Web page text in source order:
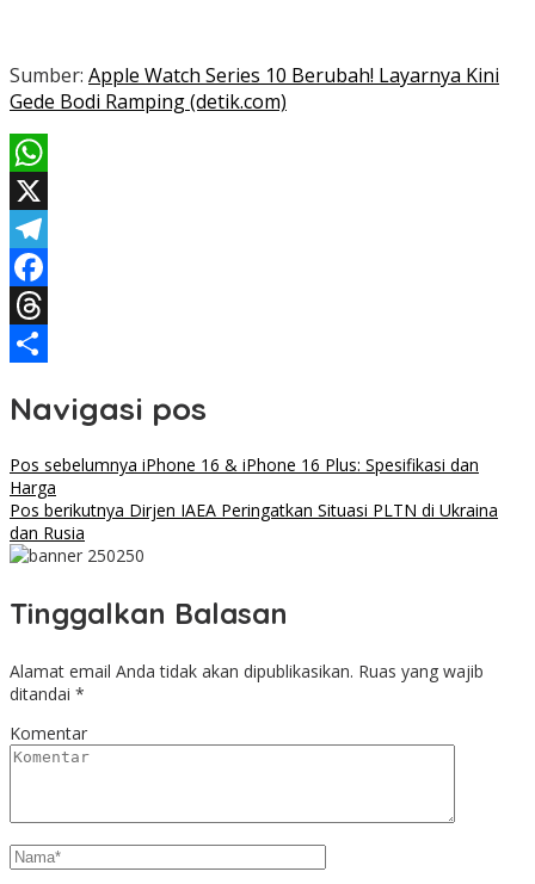
Sumber: Apple Watch Series 10 Berubah! Layarnya Kini
Gede Bodi Ramping (detik.com)
WhatsApp
X
Telegram
Facebook
Threads
Navigasi pos
Pos sebelumnya iPhone 16 & iPhone 16 Plus: Spesifikasi dan
Harga
Pos berikutnya Dirjen IAEA Peringatkan Situasi PLTN di Ukraina
dan Rusia
Tinggalkan Balasan
Alamat email Anda tidak akan dipublikasikan. Ruas yang wajib
ditandai *
Komentar